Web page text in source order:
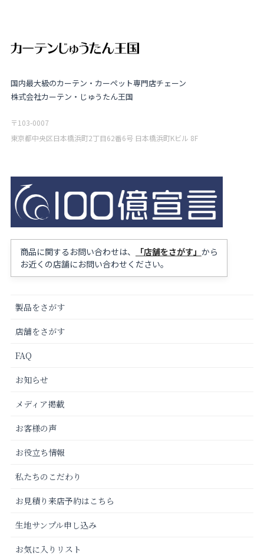
国内最大級のカーテン・カーペット専門店チェーン
株式会社カーテン・じゅうたん王国
〒103-0007
東京都中央区日本橋浜町2丁目62番6号 日本橋浜町Kビル 8F
商品に関するお問い合わせは、 「店舗をさがす」 から
お近くの店舗にお問い合わせください。
製品をさがす
店舗をさがす
FAQ
お知らせ
メディア掲載
お客様の声
お役立ち情報
私たちのこだわり
お見積り来店予約はこちら
生地サンプル申し込み
お気に入りリスト